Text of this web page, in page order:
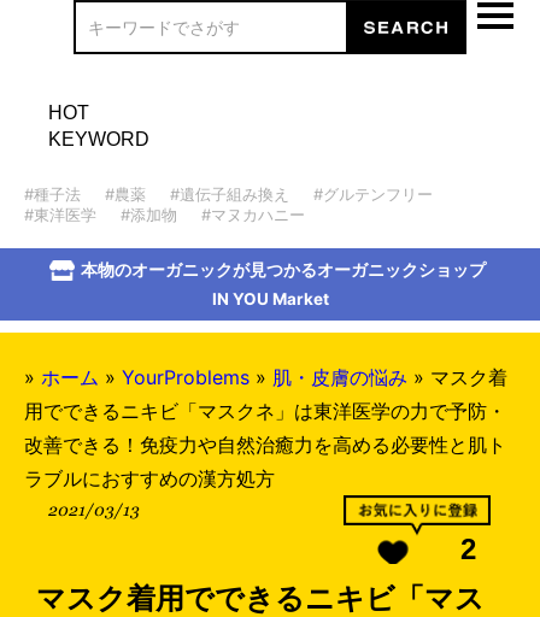
HOT
KEYWORD
#種子法 #農薬 #遺伝子組み換え
#グルテンフリー
#東洋医学
#添加物 #マヌカハニー
本物のオーガニックが見つかるオーガニックショップ
IN YOU Market
» ホーム » YourProblems » 肌・皮膚の悩み » マスク着
用でできるニキビ「マスクネ」は東洋医学の力で予防・
改善できる！免疫力や自然治癒力を高める必要性と肌ト
ラブルにおすすめの漢方処方
2021/03/13
2
マスク着用でできるニキビ「マス